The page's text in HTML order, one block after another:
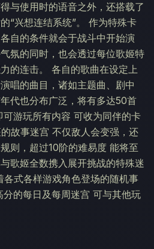
与使用时的语音之外，还搭载了
“兴想连结系统”。 作为特殊卡
自的条件就会于战斗中开始演
氛的同时，也会透过每位歌姬特
的连击。 各自的歌曲在设定上
唱的曲目，诸如主题曲、剧中
代也分布广泛，将有多达50首
游玩所有内容 可收为同伴的卡
故事迷宫 不仅敌人会变强，还
则，超过10阶的难易度 能将至
歌姬全数携入展开挑战的特殊迷
各式各样游戏角色登场的随机事
的每日及每周迷宫 可与其他玩